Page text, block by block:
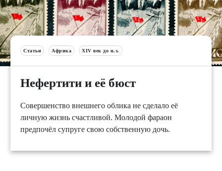
Статьи Африка XIV век до н.э.
Нефертити и её бюст
Совершенство внешнего облика не сделало её
личную жизнь счастливой. Молодой фараон
предпочёл супруге свою собственную дочь.